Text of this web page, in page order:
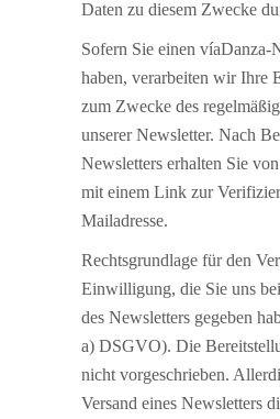
Daten zu diesem Zwecke
Sofern Sie einen víaDanza-
haben, verarbeiten wir Ihre
zum Zwecke des
unserer Newsletter. Nach
Newsletters erhalten Sie
mit einem Link zur
Mailadresse.
Rechtsgrundlage für den
Einwilligung, die Sie uns
des Newsletters gegeben
a) DSGVO). Die
nicht vorgeschrieben.
Versand eines Newsletters